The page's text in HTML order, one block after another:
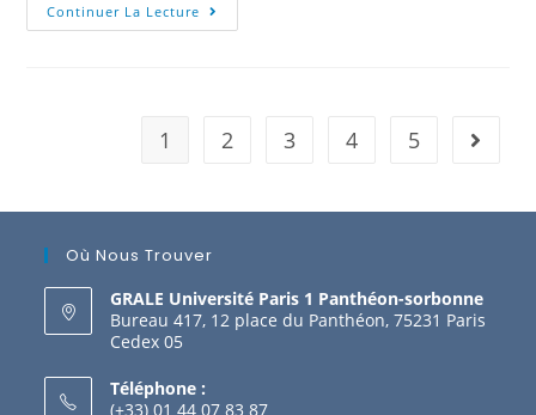
Continuer La Lecture
1 2 3 4 5
Où Nous Trouver
GRALE Université Paris 1 Panthéon-sorbonne
Bureau 417, 12 place du Panthéon, 75231 Paris
Cedex 05
Téléphone :
(+33) 01 44 07 83 87